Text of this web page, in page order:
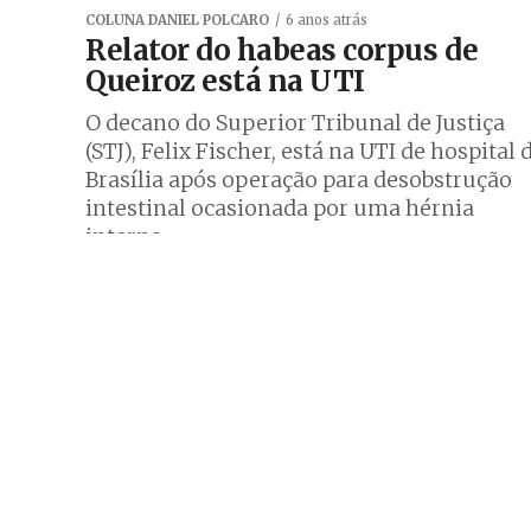
COLUNA DANIEL POLCARO 6 anos atrás
Relator do habeas corpus de
Queiroz está na UTI
O decano do Superior Tribunal de Justiça
(STJ), Felix Fischer, está na UTI de hospital
Brasília após operação para desobstrução
intestinal ocasionada por uma hérnia
interna....